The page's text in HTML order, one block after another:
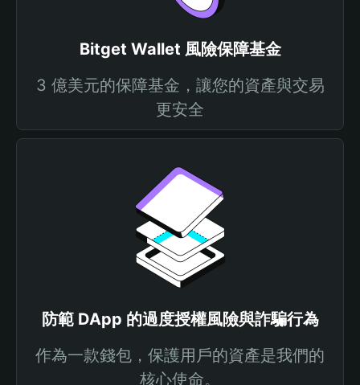
Bitget Wallet 風險保障基金
3 億美元的保障基金，讓您的資產與交易
更安全
防範 DApp 的過度授權風險與詐騙行為
作為一款錢包，保護用戶的資產是我們的
核心使命。